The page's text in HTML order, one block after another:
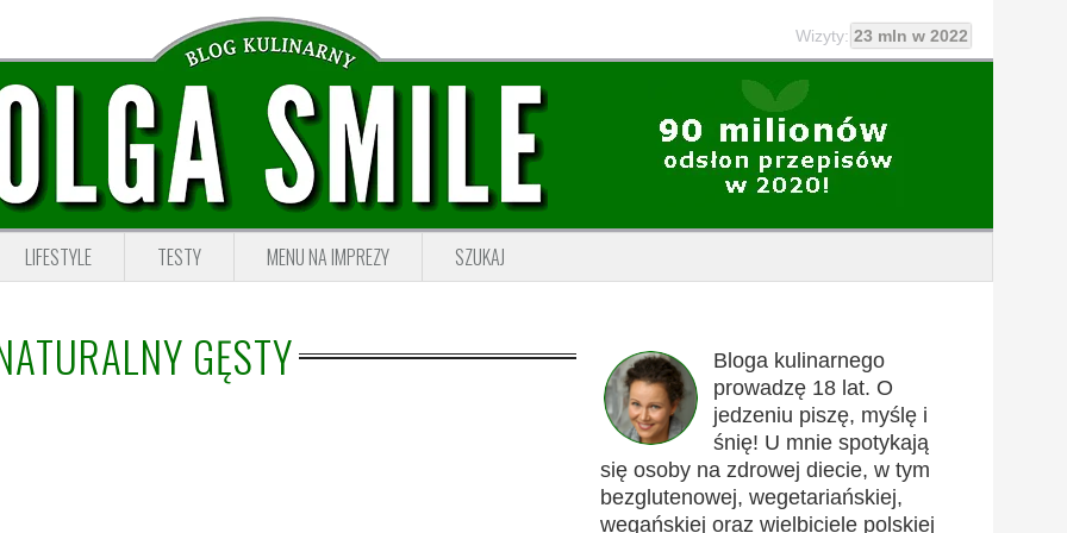
Wizyty: 23 mln w 2022
LIFESTYLE TESTY MENU NA IMPREZY SZUKAJ
GĘSTY
Bloga kulinarnego
prowadzę 18 lat. O
jedzeniu piszę, myślę i
śnię! U mnie spotykają
się osoby na zdrowej diecie, w tym
bezglutenowej, wegetariańskiej,
wegańskiej oraz wielbiciele polskiej